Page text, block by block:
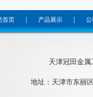
首页 产品展示 公
天津冠田金属
地址：天津市东丽